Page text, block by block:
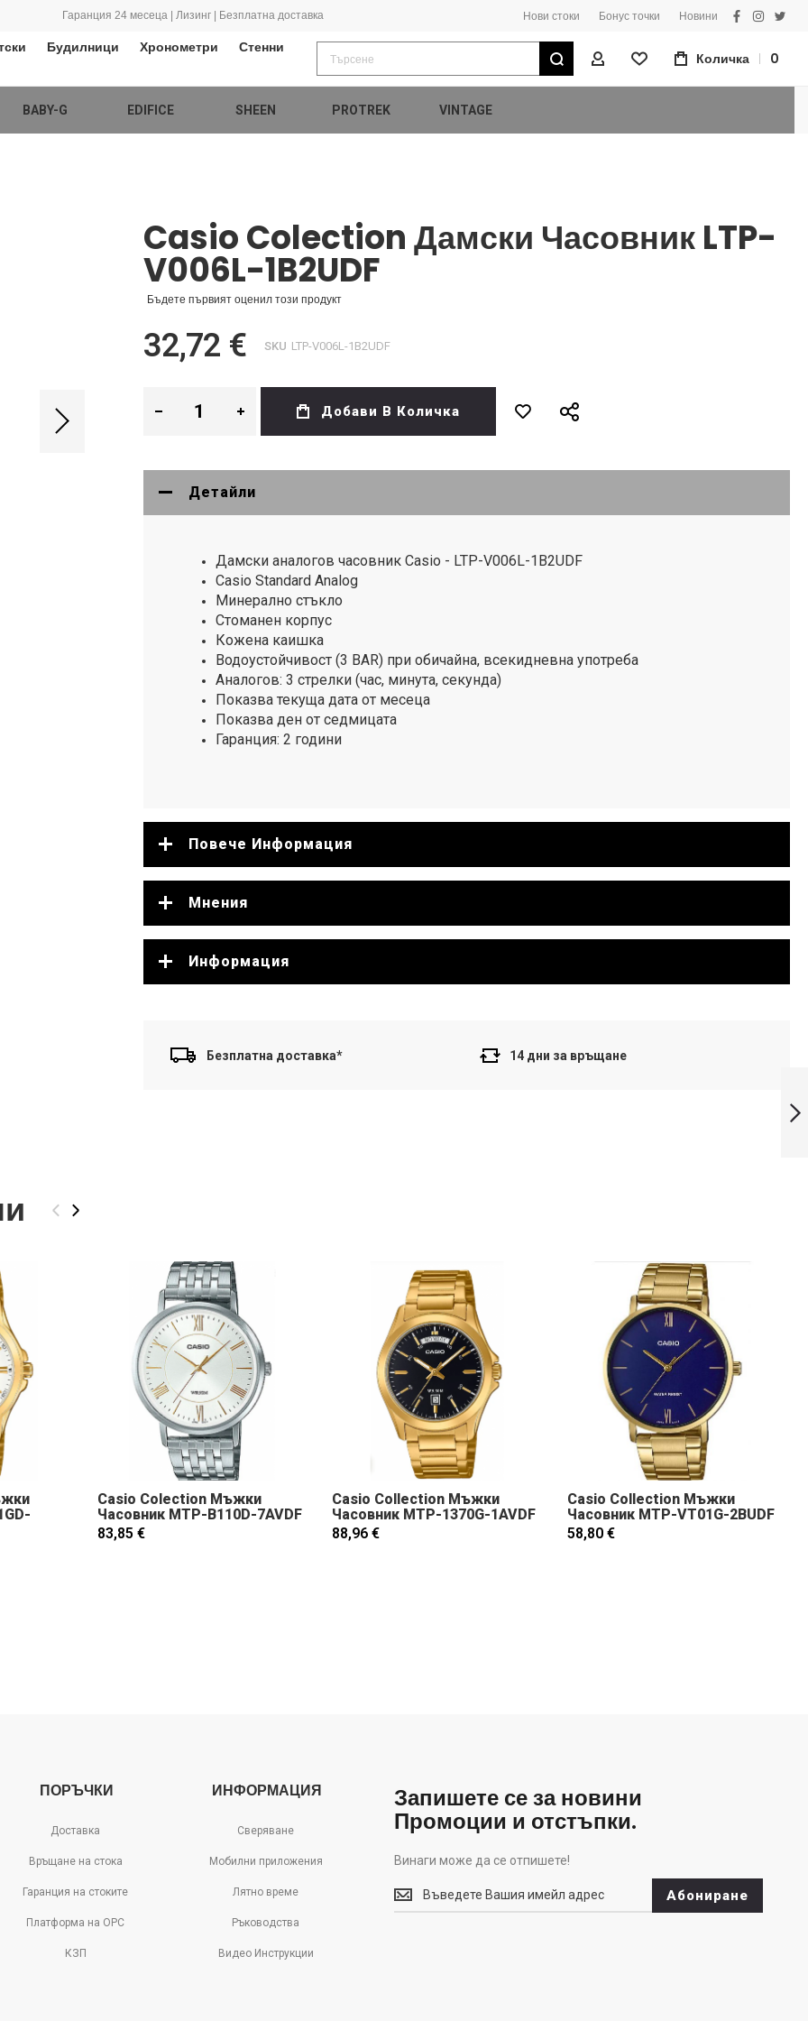
Гаранция 24 месеца | Лизинг | Безплатна доставка Нови стоки Бонус точки Новини
facebook
Будилници Хронометри
Стенни
Търсене
Моят ПрофилКоличка 0
BABY-G EDIFICE SHEEN PROTREK VINTAGE
Casio Colection Дамски Часовник LTP-
V006L-1B2UDF
Бъдете първият оценил този продукт
32,72 € SKU LTP-V006L-1B2UDF
Добави В Количка
Детайли
Дамски аналогов часовник Casio - LTP-V006L-1B2UDF
Casio Standard Analog
Минерално стъкло
Стоманен корпус
Кожена каишка
Водоустойчивост (3 BAR) при обичайна, всекидневна употреба
Аналогов: 3 стрелки (час, минута, секунда)
Показва текуща дата от месеца
Показва ден от седмицата
Гаранция: 2 години
Повече Информация
Мнения
Информация
Безплатна доставка* 14 дни за връщане
‹ ›
Casio Colection Мъжки
Часовник MTP-B110D-7AVDF
83,85 €
Casio Collection Мъжки
Часовник MTP-1370G-1AVDF
88,96 €
Casio Collection Мъжки
Часовник MTP-VT01G-2BUDF
58,80 €
Запишете се за новини
Промоции и отстъпки.
Винаги може да се отпишете!
Винаги
може
Абониране
ПОРЪЧКИ
Доставка
Връщане на стока
Гаранция на стоките
Платформа на ОРС
КЗП
ИНФОРМАЦИЯ
Сверяване
Мобилни приложения
Лятно време
Ръководства
Видео Инструкции